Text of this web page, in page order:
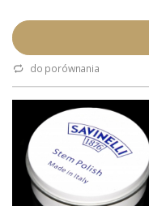
do porównania